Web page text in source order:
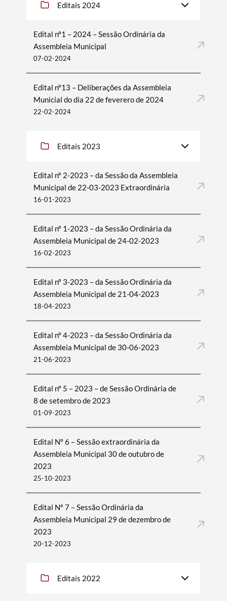
Editais 2024
Edital nº1 – 2024 – Sessão Ordinária da
Assembleia Municipal
07-02-2024
Edital nº13 – Deliberações da Assembleia
Municial do dia 22 de feverero de 2024
22-02-2024
Editais 2023
Edital nº 2-2023 – da Sessão da Assembleia
Municipal de 22-03-2023 Extraordinária
16-01-2023
Edital nº 1-2023 – da Sessão Ordinária da
Assembleia Municipal de 24-02-2023
16-02-2023
Edital nº 3-2023 – da Sessão Ordinária da
Assembleia Municipal de 21-04-2023
18-04-2023
Edital nº 4-2023 – da Sessão Ordinária da
Assembleia Municipal de 30-06-2023
21-06-2023
Edital nº 5 – 2023 – de Sessão Ordinária de
8 de setembro de 2023
01-09-2023
Edital Nº 6 – Sessão extraordinária da
Assembleia Municipal 30 de outubro de
2023
25-10-2023
Edital Nº 7 – Sessão Ordinária da
Assembleia Municipal 29 de dezembro de
2023
20-12-2023
Editais 2022